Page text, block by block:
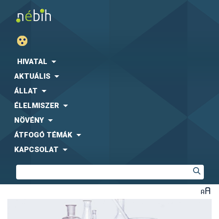
HIVATAL
AKTUÁLIS
ÁLLAT
ÉLELMISZER
NÖVÉNY
ÁTFOGÓ TÉMÁK
KAPCSOLAT